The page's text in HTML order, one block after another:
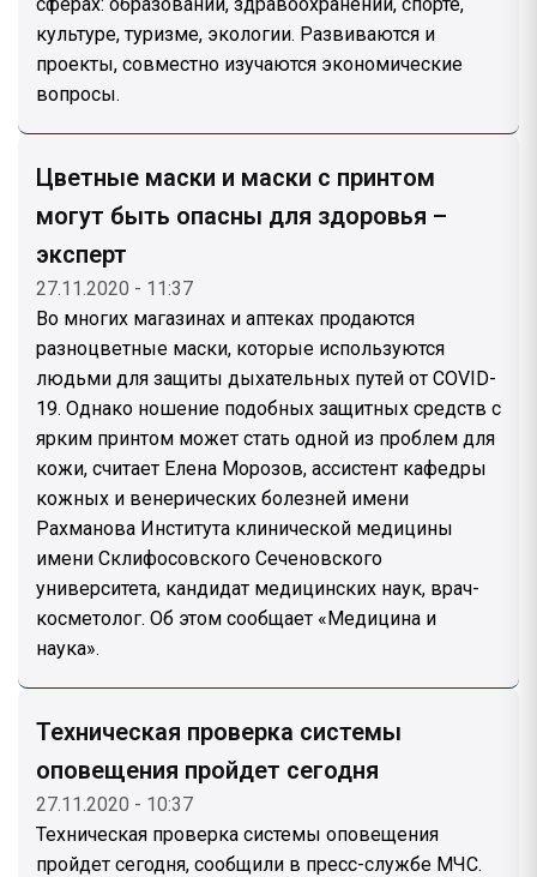
культуре, туризме, экологии. Развиваются и
проекты, совместно изучаются экономические
вопросы.
Цветные маски и маски с принтом
могут быть опасны для здоровья –
эксперт
27.11.2020 - 11:37
Во многих магазинах и аптеках продаются
разноцветные маски, которые используются
людьми для защиты дыхательных путей от COVID-
19. Однако ношение подобных защитных средств с
ярким принтом может стать одной из проблем для
кожи, считает Елена Морозов, ассистент кафедры
кожных и венерических болезней имени
Рахманова Института клинической медицины
имени Склифосовского Сеченовского
университета, кандидат медицинских наук, врач-
косметолог. Об этом сообщает «Медицина и
наука».
Техническая проверка системы
оповещения пройдет сегодня
27.11.2020 - 10:37
Техническая проверка системы оповещения
пройдет сегодня, сообщили в пресс-службе МЧС.